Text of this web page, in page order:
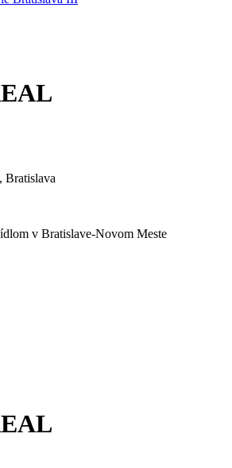
Bratislava
v Bratislave-Novom Meste